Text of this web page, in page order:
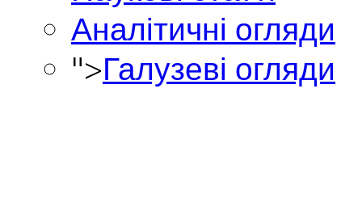
Аналітичні огляди
">Галузеві огляди